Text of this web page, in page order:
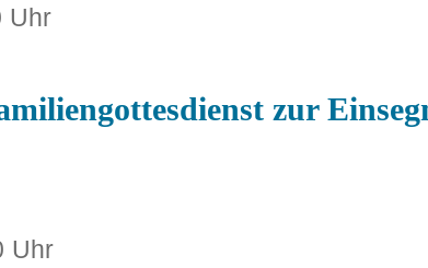
Uhr
zur
Uhr